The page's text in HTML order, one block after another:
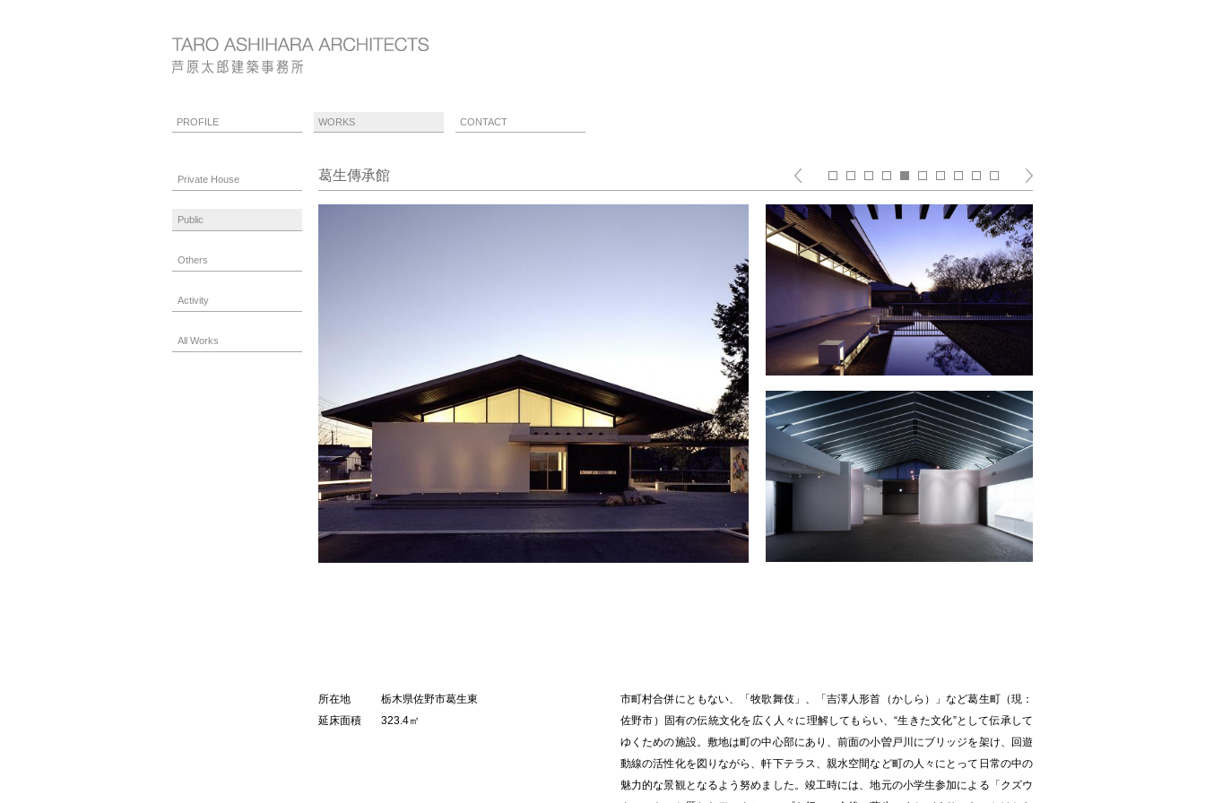
PROFILE WORKS CONTACT
Private House
Public
Others
Activity
All Works
葛生傳承館
所在地
栃木県佐野市葛生東
延床面積
323.4㎡
市町村合併にともない、「牧歌舞伎」、「吉澤人形首（かしら）」など葛生町（現：
佐野市）固有の伝統文化を広く人々に理解してもらい、“生きた文化”として伝承して
ゆくための施設。敷地は町の中心部にあり、前面の小曽戸川にブリッジを架け、回遊
動線の活性化を図りながら、軒下テラス、親水空間など町の人々にとって日常の中の
魅力的な景観となるよう努めました。竣工時には、地元の小学生参加による「クズウ